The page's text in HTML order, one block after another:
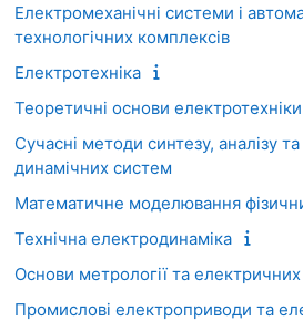
Електромеханічні системи і
технологічних комплексів
Електротехніка
Теоретичні основи
Сучасні методи синтезу, аналізу
динамічних систем
Математичне моделювання
Технічна електродинаміка
Основи метрології та
Промислові електроприводи та